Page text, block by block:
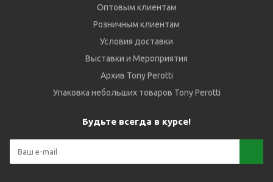
Оптовым клиентам
Розничным клиентам
Условия доставки
Выставки и Мероприятия
Архив Tony Perotti
Упаковка небольших товаров Tony Perotti
Будьте всегда в курсе!